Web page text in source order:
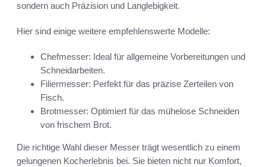
sondern auch Präzision und Langlebigkeit.
Hier sind einige weitere empfehlenswerte Modelle:
Chefmesser: Ideal für allgemeine Vorbereitungen und
Schneidarbeiten.
Filiermesser: Perfekt für das präzise Zerteilen von
Fisch.
Brotmesser: Optimiert für das mühelose Schneiden
von frischem Brot.
Die richtige Wahl dieser Messer trägt wesentlich zu einem
gelungenen Kocherlebnis bei. Sie bieten nicht nur Komfort,